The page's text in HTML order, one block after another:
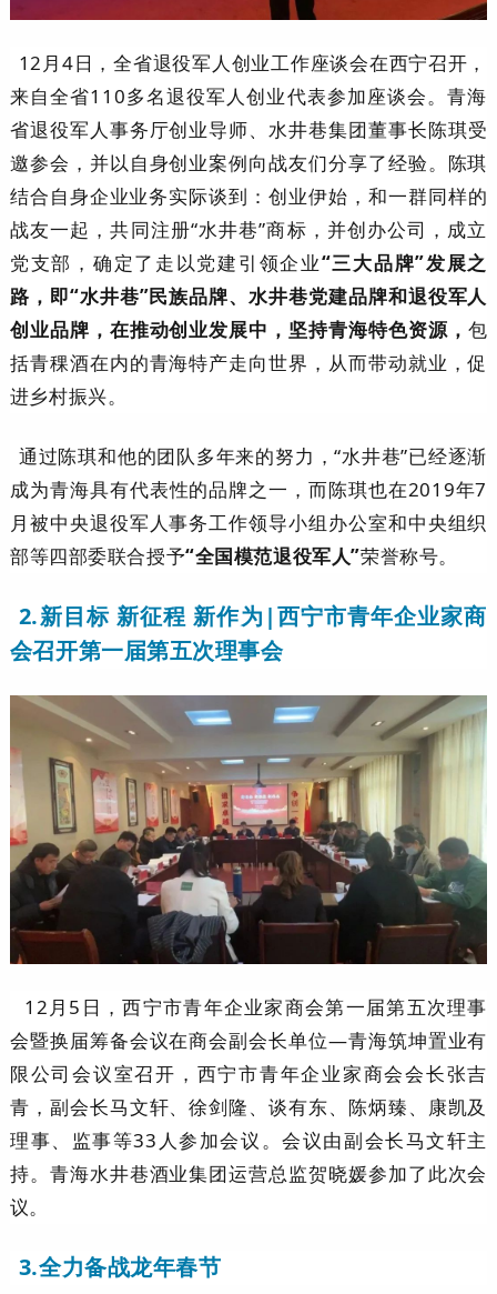
12月4日，全省退役军人创业工作座谈会在西宁召开，
来自全省110多名退役军人创业代表参加座谈会。青海
省退役军人事务厅创业导师、水井巷集团董事长陈琪受
邀参会，并以自身创业案例向战友们分享了经验。陈琪
结合自身企业业务实际谈到： 创业伊始 ， 和一群同样的
战友一起 ，共同注册“水井巷”商标，并创办公司，成立
党支部， 确定了走以党建引领企业“三大品牌”发展之
路，即“水井巷”民族品牌、水井巷党建品牌和退役军人
创业品牌，在推动创业发展中，坚持青海特色资源， 包
括青稞酒在内的青海特产走向世界，从而带动就业，促
进乡村振兴。
通过陈琪和他的团队多年来的努力，“水井巷”已经逐渐
成为青海具有代表性的品牌之一，而陈琪也在2019年7
月被中央退役军人事务工作领导小组办公室和中央组织
部等四部委联合授予“全国模范退役军人”荣誉称号。
2.新目标 新征程 新作为|西宁市青年企业家商
会召开第一届第五次理事会
12月5日，西宁市青年企业家商会第一届第五次理事
会暨换届筹备会议在商会副会长单位—青海筑坤置业有
限公司会议室召开，西宁市青年企业家商会会长张吉
青，副会长马文轩、徐剑隆、谈有东、陈炳臻、康凯及
理事、监事等33人参加会议。会议由副会长马文轩主
持。青海水井巷酒业集团运营总监贺晓媛参加了此次会
议。
3.全力备战龙年春节